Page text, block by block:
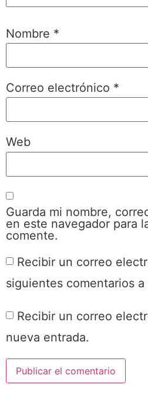
Nombre *
Correo electrónico *
Web
Guarda mi nombre,
en este navegador para
comente.
Recibir un correo
siguientes comentarios a
Recibir un correo
nueva entrada.